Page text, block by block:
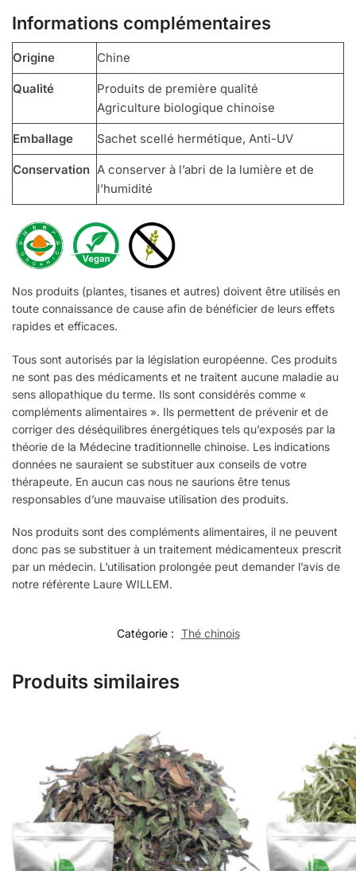
Informations complémentaires
Origine Chine
Qualité
Produits de première qualité
Agriculture biologique chinoise
Emballage Sachet scellé hermétique, Anti-UV
Conservation A conserver à l’abri de la lumière et de
l’humidité
Nos produits (plantes, tisanes et autres) doivent être utilisés en
toute connaissance de cause afin de bénéficier de leurs effets
rapides et efficaces.
Tous sont autorisés par la législation européenne. Ces produits
ne sont pas des médicaments et ne traitent aucune maladie au
sens allopathique du terme. Ils sont considérés comme «
compléments alimentaires ». Ils permettent de prévenir et de
corriger des déséquilibres énergétiques tels qu’exposés par la
théorie de la Médecine traditionnelle chinoise. Les indications
données ne sauraient se substituer aux conseils de votre
thérapeute. En aucun cas nous ne saurions être tenus
responsables d’une mauvaise utilisation des produits.
Nos produits sont des compléments alimentaires, il ne peuvent
donc pas se substituer à un traitement médicamenteux prescrit
par un médecin. L’utilisation prolongée peut demander l’avis de
notre référente Laure WILLEM.
Catégorie : Thé chinois
Produits similaires